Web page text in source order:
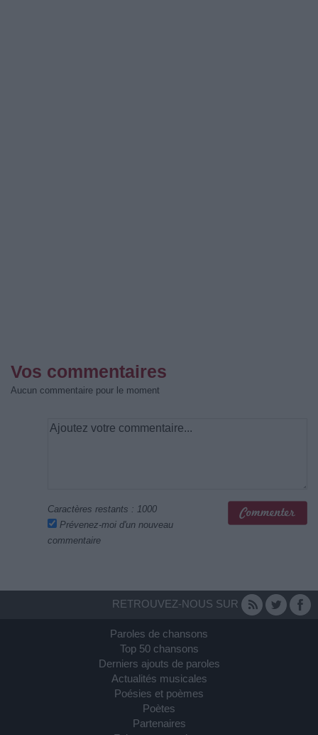
Vos commentaires
Aucun commentaire pour le moment
Caractères restants : 1000
Prévenez-moi d'un nouveau
commentaire
RETROUVEZ-NOUS SUR
Paroles de chansons
Top 50 chansons
Derniers ajouts de paroles
Actualités musicales
Poésies et poèmes
Poètes
Partenaires